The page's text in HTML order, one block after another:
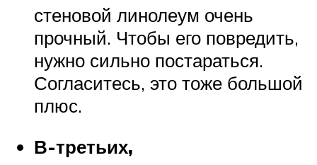
стеновой линолеум очень
прочный. Чтобы его повредить,
нужно сильно постараться.
Согласитесь, это тоже большой
плюс.
В-третьих,